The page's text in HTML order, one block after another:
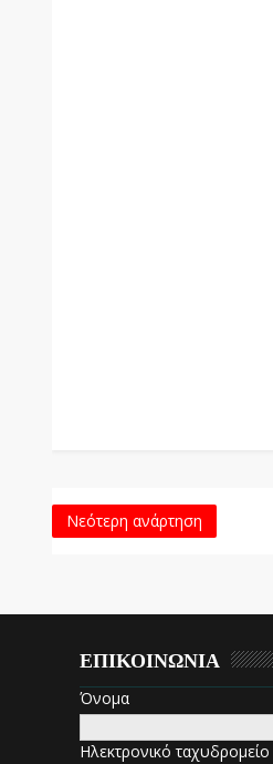
Νεότερη ανάρτηση
ΕΠΙΚΟΙΝΩΝΙΑ
Όνομα
Ηλεκτρονικό ταχυδρομείο